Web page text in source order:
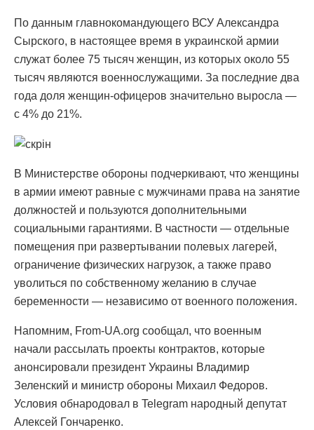
По данным главнокомандующего ВСУ Александра
Сырского, в настоящее время в украинской армии
служат более 75 тысяч женщин, из которых около 55
тысяч являются военнослужащими. За последние два
года доля женщин-офицеров значительно выросла —
с 4% до 21%.
В Министерстве обороны подчеркивают, что женщины
в армии имеют равные с мужчинами права на занятие
должностей и пользуются дополнительными
социальными гарантиями. В частности — отдельные
помещения при развертывании полевых лагерей,
ограничение физических нагрузок, а также право
уволиться по собственному желанию в случае
беременности — независимо от военного положения.
Напомним, From-UA.org сообщал, что военным
начали рассылать проекты контрактов, которые
анонсировали президент Украины Владимир
Зеленский и министр обороны Михаил Федоров.
Условия обнародовал в Telegram народный депутат
Алексей Гончаренко.